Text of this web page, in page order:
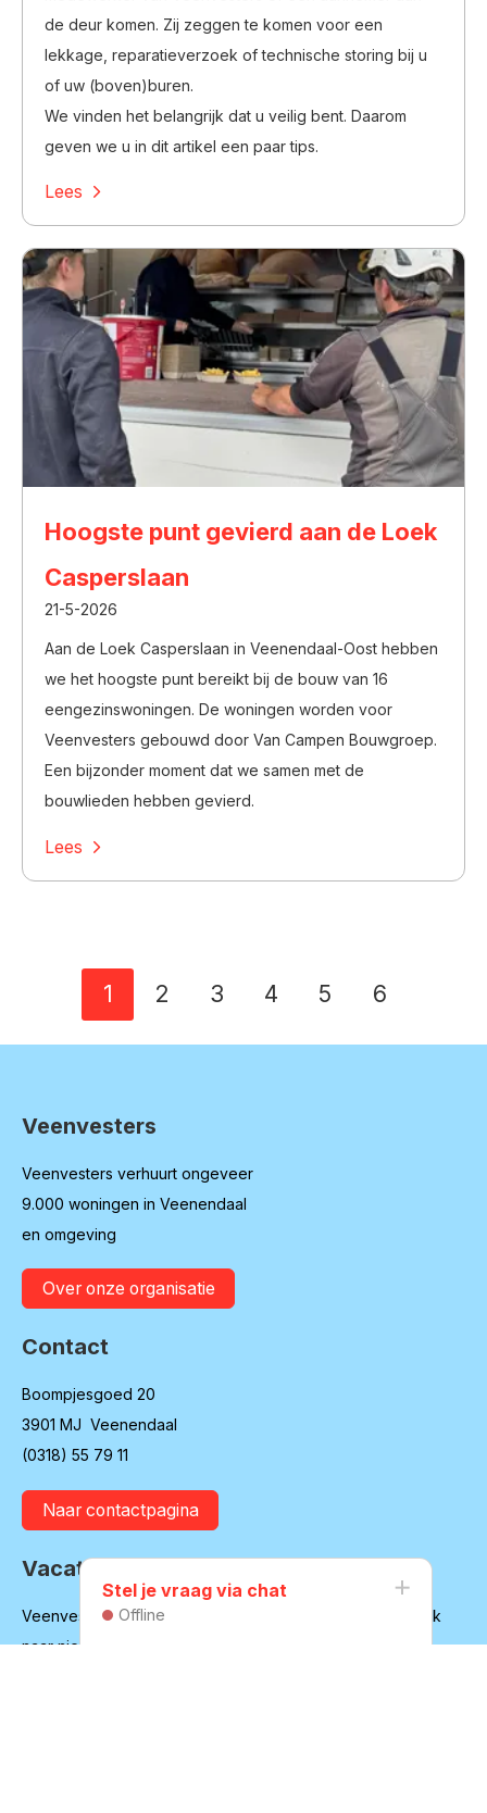
de deur komen. Zij zeggen te komen voor een
lekkage, reparatieverzoek of technische storing bij u
of uw (boven)buren.
We vinden het belangrijk dat u veilig bent. Daarom
geven we u in dit artikel een paar tips.
Lees
Hoogste punt gevierd aan de Loek
Casperslaan
21-5-2026
Aan de Loek Casperslaan in Veenendaal-Oost hebben
we het hoogste punt bereikt bij de bouw van 16
eengezinswoningen. De woningen worden voor
Veenvesters gebouwd door Van Campen Bouwgroep.
Een bijzonder moment dat we samen met de
bouwlieden hebben gevierd.
Lees
Selecteer een pagina
1 2 3 4 5 6
Contactinformatie
Veenvesters
Veenvesters verhuurt ongeveer
9.000 woningen in Veenendaal
en omgeving
Over onze organisatie
Contact
Boompjesgoed 20
3901 MJ Veenendaal
(0318) 55 79 11
Naar contactpagina
Vacatures
Veenvesters blijft in ontwikkeling en is regelmatig op zoek
naar nieuwe medewerkers
Stel je vraag via chat
Offline